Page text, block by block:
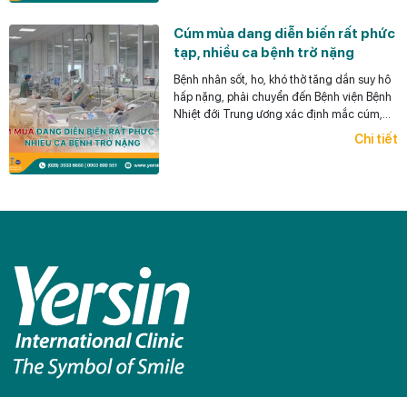
Cúm mùa dang diễn biến rất phức
tạp, nhiều ca bệnh trở nặng
Bệnh nhân sốt, ho, khó thở tăng dần suy hô
hấp nặng, phải chuyển đến Bệnh viện Bệnh
Nhiệt đới Trung ương xác định mắc cúm,
Chi tiết